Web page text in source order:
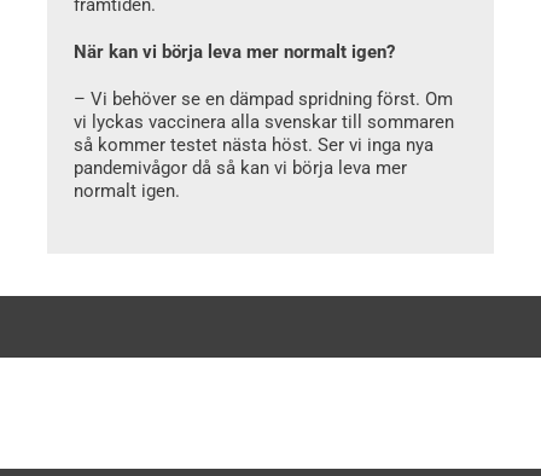
När kan vi börja leva mer normalt igen?
– Vi behöver se en dämpad spridning först. Om
vi lyckas vaccinera alla svenskar till sommaren
så kommer testet nästa höst. Ser vi inga nya
pandemivågor då så kan vi börja leva mer
normalt igen.